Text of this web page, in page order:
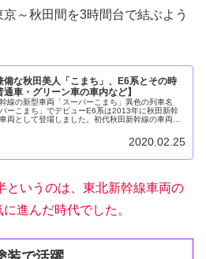
～秋田間を3時間台で結ぶよう
備な秋田美人「こまち」、E6系とその時
通車・グリーン車の車内など】
線の新型車両「スーパーこまち」異色の列車名
パーこまち」でデビューE6系は2013年に秋田新幹
両として登場しました。初代秋田新幹線の車両で
2020.02.25
というのは、東北新幹線車両の
進んだ時代でした。